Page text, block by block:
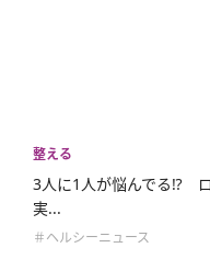
整える
3人に1人が悩んでる⁉
実...
＃ヘルシーニュース